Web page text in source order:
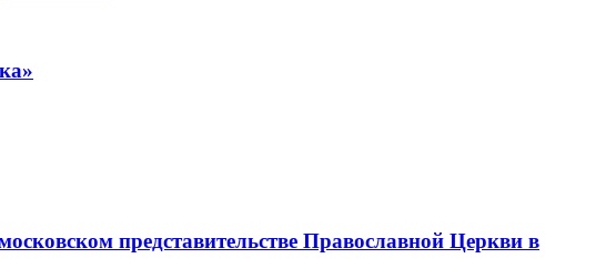
представительстве Православной Церкви в